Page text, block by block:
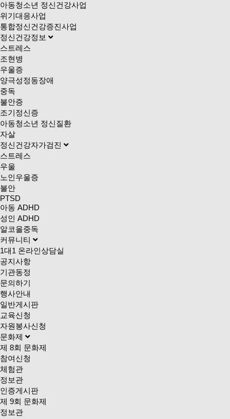
아동청소년 정신건강사업
위기대응사업
통합정신건강증진사업
정신건강정보
스트레스
조현병
우울증
양극성정동장애
중독
불안증
조기정신증
아동청소년 정신질환
자살
정신건강자가검진
스트레스
우울
노인우울증
불안
PTSD
아동 ADHD
성인 ADHD
알코올중독
커뮤니티
1대1 온라인상담실
공지사항
기관동정
문의하기
행사안내
일반게시판
교육신청
자원봉사신청
문화제
제 8회 문화제
참여신청
체험관
정보관
인증게시판
제 9회 문화제
정보관